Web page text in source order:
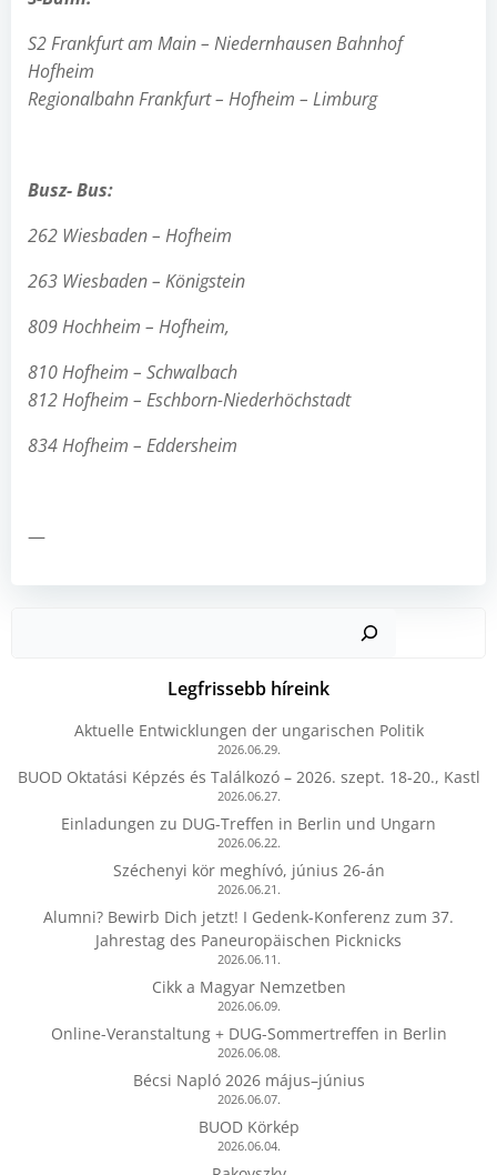
S2 Frankfurt am Main – Niedernhausen Bahnhof
Hofheim
Regionalbahn Frankfurt – Hofheim – Limburg
Busz- Bus:
262 Wiesbaden – Hofheim
263 Wiesbaden – Königstein
809 Hochheim – Hofheim,
810 Hofheim – Schwalbach
812Hofheim – Eschborn-Niederhöchstadt
834 Hofheim – Eddersheim
—
Legfrissebb híreink
Aktuelle Entwicklungen der ungarischen Politik
2026.06.29.
BUOD Oktatási Képzés és Találkozó – 2026. szept. 18-20., Kastl
2026.06.27.
Einladungen zu DUG-Treffen in Berlin und Ungarn
2026.06.22.
Széchenyi kör meghívó, június 26-án
2026.06.21.
Alumni? Bewirb Dich jetzt! I Gedenk-Konferenz zum 37.
Jahrestag des Paneuropäischen Picknicks
2026.06.11.
Cikk a Magyar Nemzetben
2026.06.09.
Online-Veranstaltung + DUG-Sommertreffen in Berlin
2026.06.08.
Bécsi Napló 2026 május–június
2026.06.07.
BUOD Körkép
2026.06.04.